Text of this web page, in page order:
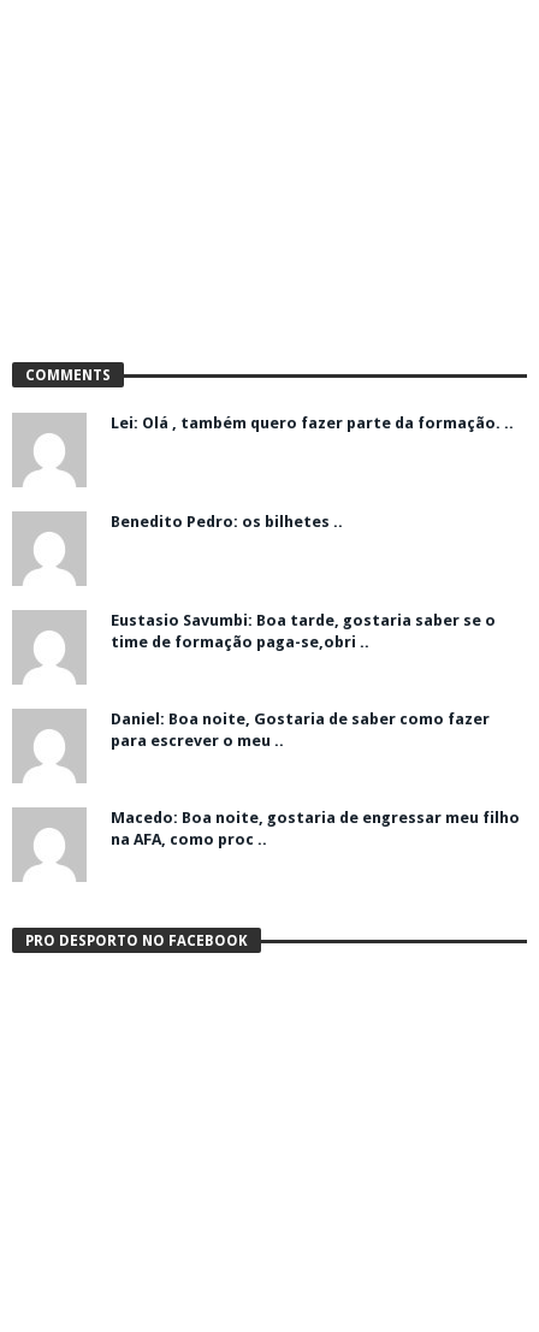
COMMENTS
Lei: Olá , também quero fazer parte da formação. ..
Benedito Pedro: os bilhetes ..
Eustasio Savumbi: Boa tarde, gostaria saber se o
time de formação paga-se,obri ..
Daniel: Boa noite, Gostaria de saber como fazer
para escrever o meu ..
Macedo: Boa noite, gostaria de engressar meu filho
na AFA, como proc ..
PRO DESPORTO NO FACEBOOK